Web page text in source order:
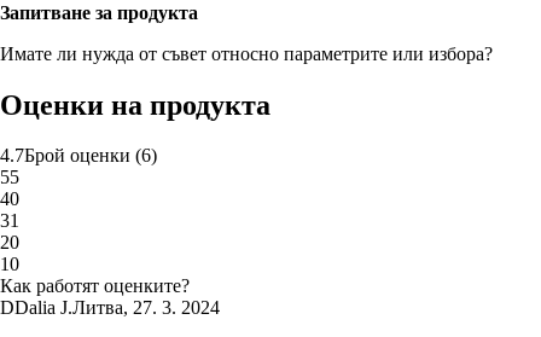
Запитване за продукта
Имате ли нужда от съвет относно параметрите или избора?
Оценки на продукта
4.7Брой оценки (6)
55
40
31
20
10
Как работят оценките?
DDalia J.Литва, 27. 3. 2024